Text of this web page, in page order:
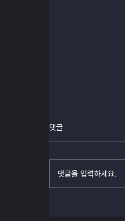
댓글
댓글을 입력하세요.